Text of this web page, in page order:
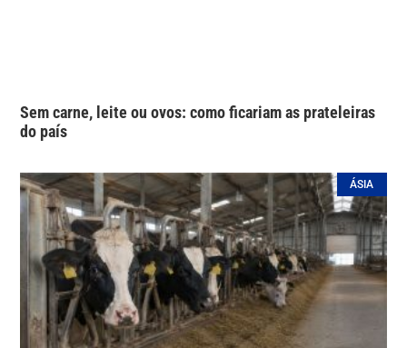
Sem carne, leite ou ovos: como ficariam as prateleiras
do país
ÁSIA